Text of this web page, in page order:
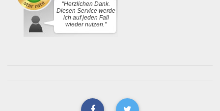
"Herzlichen Dank.
Diesen Service werde
ich auf jeden Fall
wieder nutzen."